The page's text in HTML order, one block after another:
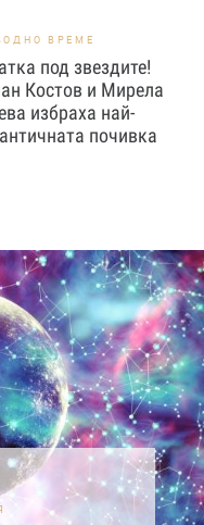
ВРЕМЕ
под звездите!
Костов и Мирела
избраха най-
почивка